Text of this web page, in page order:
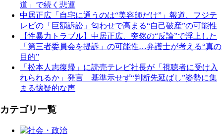
道」で続く悲運
中居正広「自宅に通うのは“美容師だけ”」報道、フジテ
レビの「巨額訴訟」匂わせで高まる“自己破産”の可能性
【性暴力トラブル】中居正広、突然の“反論”で浮上した
「第三者委員会を提訴」の可能性…弁護士が考える“真の
目的”
「松本人志復帰」に読売テレビ社長が「視聴者に受け入
れられるか」発言 基準示せず“判断先延ばし”姿勢に集
まる懐疑的な声
カテゴリ一覧